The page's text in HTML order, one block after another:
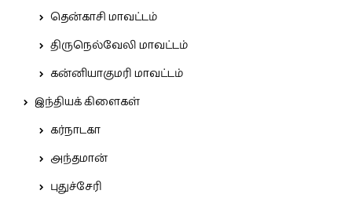
தென்காசி மாவட்டம்
திருநெல்வேலி மாவட்டம்
கன்னியாகுமரி மாவட்டம்
இந்தியக் கிளைகள்
கர்நாடகா
அந்தமான்
புதுச்சேரி